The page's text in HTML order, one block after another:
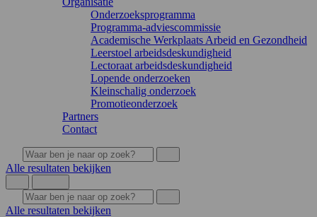
Onderzoeksprogramma
Programma-adviescommissie
Academische Werkplaats Arbeid en Gezondheid
Leerstoel arbeidsdeskundigheid
Lectoraat arbeidsdeskundigheid
Lopende onderzoeken
Kleinschalig onderzoek
Promotieonderzoek
Partners
Contact
Alle resultaten bekijken
Alle resultaten bekijken